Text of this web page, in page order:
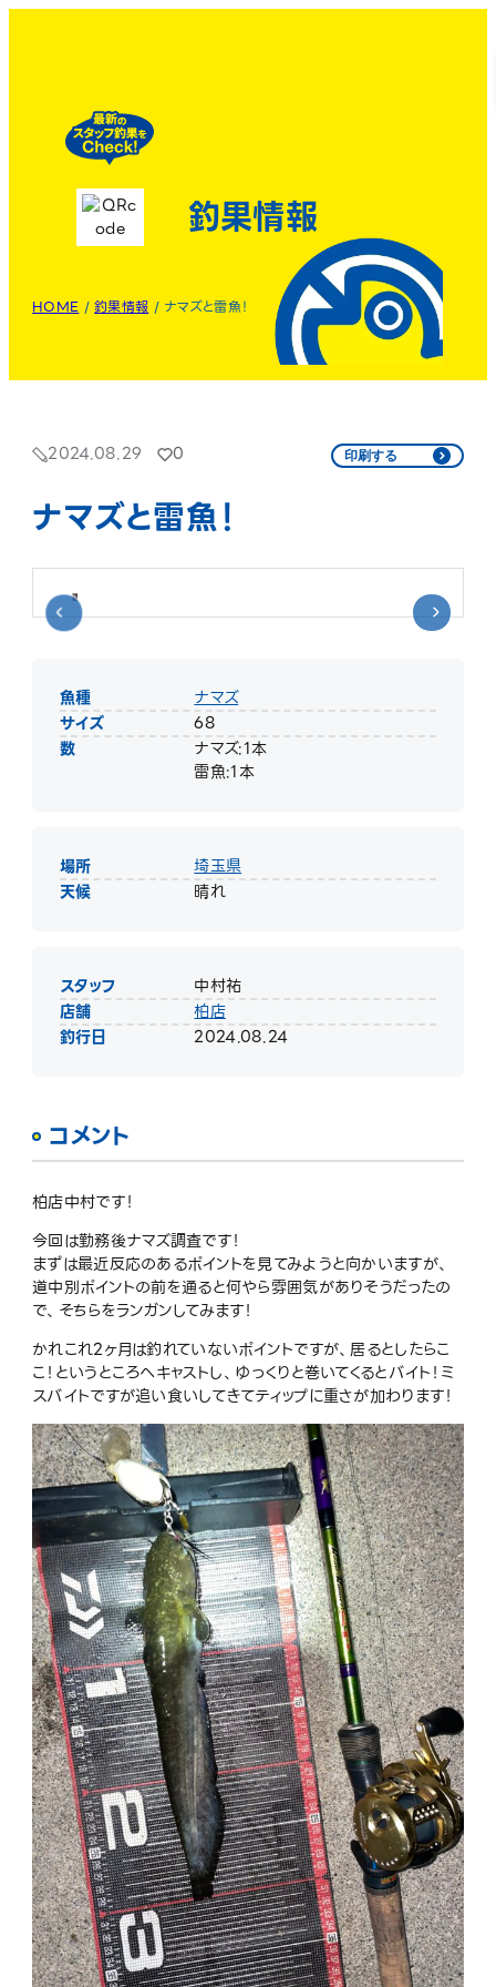
釣果情報
HOME /釣果情報 / ナマズと雷魚！
2024.08.29 0 印刷する
ナマズと雷魚！
魚種
ナマズ
サイズ
68
数
ナマズ:1本
雷魚:1本
場所
埼玉県
天候
晴れ
スタッフ
中村祐
店舗
柏店
釣行日
2024.08.24
コメント
柏店中村です！
今回は勤務後ナマズ調査です！
まずは最近反応のあるポイントを見てみようと向かいますが、
道中別ポイントの前を通ると何やら雰囲気がありそうだったの
で、そちらをランガンしてみます！
かれこれ2ヶ月は釣れていないポイントですが、居るとしたらこ
こ！というところへキャストし、ゆっくりと巻いてくるとバイト！ミ
スバイトですが追い食いしてきてティップに重さが加わります！